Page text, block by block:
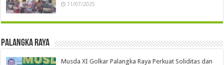
11/07/2025
Palangka Raya
Musda XI Golkar Palangka Raya Perkuat Soliditas dan